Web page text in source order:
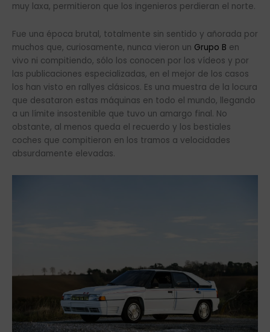
muy laxa, permitieron que los ingenieros perdieran el norte.
Fue una época brutal, totalmente sin sentido y añorada por
muchos que, curiosamente, nunca vieron un Grupo B en
vivo ni compitiendo, sólo los conocen por los vídeos y por
las publicaciones especializadas, en el mejor de los casos
los han visto en rallyes clásicos. Es una muestra de la locura
que desataron estas máquinas en todo el mundo, llegando
a un límite insostenible que tuvo un amargo final. No
obstante, al menos queda el recuerdo y los bestiales
coches que compitieron en los tramos a velocidades
absurdamente elevadas.